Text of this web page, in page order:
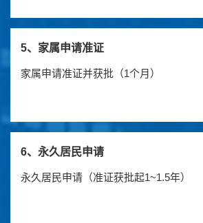
5、家属申请准证
家属申请准证并获批（1个月）
6、永久居民申请
永久居民申请（准证获批起1~1.5年）